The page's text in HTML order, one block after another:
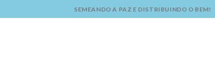
to
SEMEANDO A PAZ E DISTRIBUINDO O BEM!